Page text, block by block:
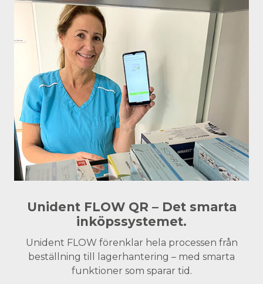
Unident FLOW QR – Det smarta
inköpssystemet.
Unident FLOW förenklar hela processen från
beställning till lagerhantering – med smarta
funktioner som sparar tid.